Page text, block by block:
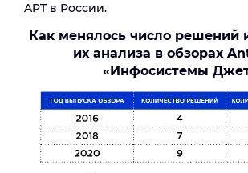
APT в России.
Как менялось число решений
их анализа в обзорах
«Инфосистемы